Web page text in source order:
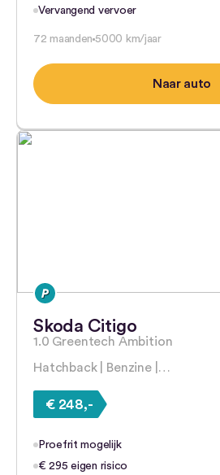
Vervangend vervoer
72 maanden 5000 km/jaar
Naar auto
Skoda Citigo
1.0 Greentech Ambition
Hatchback | Benzine |…
€ 248,-
Proefrit mogelijk
€ 295 eigen risico